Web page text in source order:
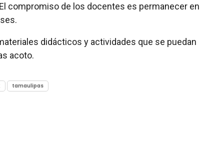
compromiso de los docentes es permanecer en
didácticos y actividades que se puedan
acoto.
tamaulipas